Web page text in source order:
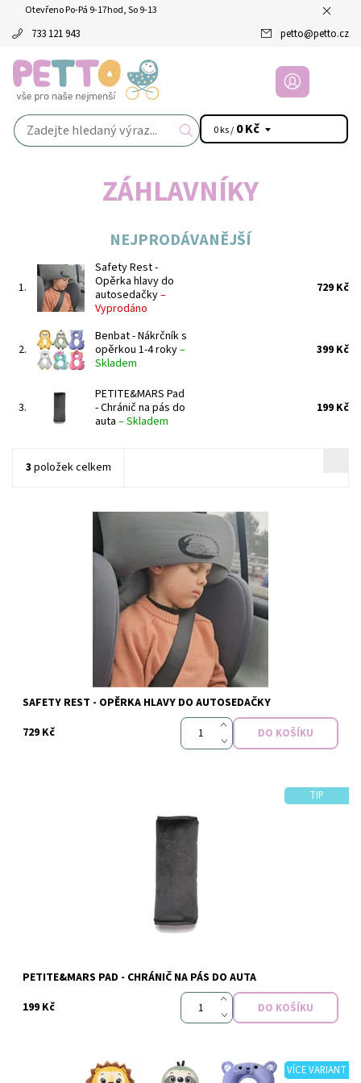
Otevřeno Po-Pá 9-17hod, So 9-13
733 121 943 petto@petto.cz
0 ks / 0 Kč
ZÁHLAVNÍKY
NEJPRODÁVANĚJŠÍ
1.
Safety Rest -
Opěrka hlavy do
autosedačky–
Vyprodáno
729 Kč
2.
Benbat - Nákrčník s
opěrkou 1-4 roky–
Skladem
399 Kč
3.
PETITE&MARS Pad
- Chránič na pás do
auta –Skladem
199 Kč
3 položek celkem
Vyprodáno
SAFETY REST - OPĚRKA HLAVY DO AUTOSEDAČKY
729 Kč
TIP
Skladem
PETITE&MARS
PETITE&MARS PAD - CHRÁNIČ NA PÁS DO AUTA
199 Kč
VÍCE VARIANT